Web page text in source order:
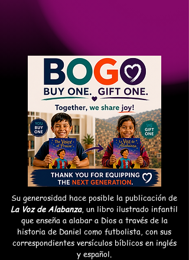
Su generosidad hace posible la publicación de
La Voz de Alabanza, un libro ilustrado infantil
que enseña a alabar a Dios a través de la
historia de Daniel como futbolista, con sus
correspondientes versículos bíblicos en inglés
y español.